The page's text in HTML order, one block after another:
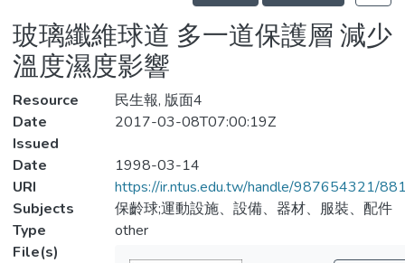
Statistics
玻璃纖維球道 多一道保護層 減少
溫度濕度影響
Resource
民生報, 版面4
Date
Issued
2017-03-08T07:00:19Z
Date
1998-03-14
URI
https://ir.ntus.edu.tw/handle/987654321/
Subjects
保齡球;運動設施、設備、器材、服裝、配件
Type
other
File(s)